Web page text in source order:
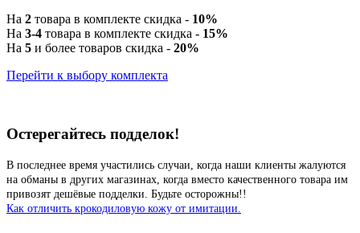
На 2 товара в комплекте скидка - 10%
На 3-4 товара в комплекте скидка - 15%
На 5 и более товаров скидка - 20%
Перейти к выбору комплекта
Остерегайтесь подделок!
В последнее время участились случаи, когда наши клиенты жалуются
на обманы в других магазинах, когда вместо качественного товара им
привозят дешёвые подделки. Будьте осторожны!!
Как отличить крокодиловую кожу от имитации.